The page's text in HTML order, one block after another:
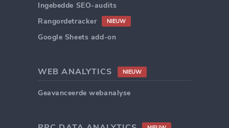
Ingebedde SEO-audits
Rangordetracker
NIEUW
Google Sheets add-on
WEB ANALYTICS NIEUW
Geavanceerde webanalyse